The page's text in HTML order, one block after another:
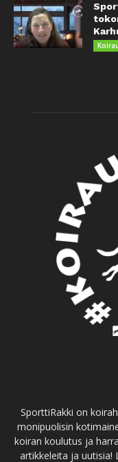
SporttiRakki on
monipuolisin
koiran koulutus ja
artikkeleita ja uutisia!